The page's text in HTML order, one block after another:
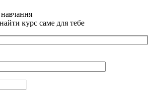
курс саме для тебе